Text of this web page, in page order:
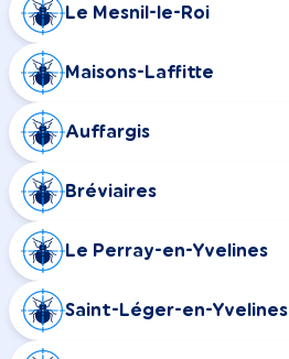
Le Mesnil-le-Roi
Maisons-Laffitte
Auffargis
Bréviaires
Le Perray-en-Yvelines
Saint-Léger-en-Yvelines